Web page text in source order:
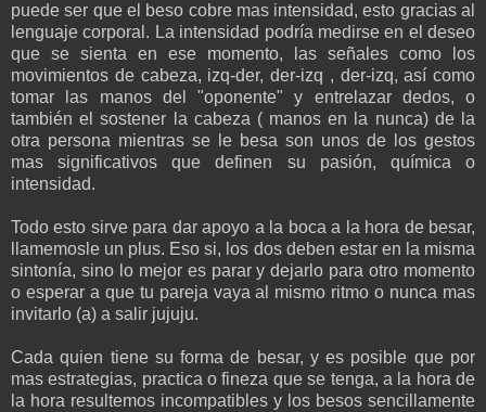
puede ser que el beso cobre mas intensidad, esto gracias al
lenguaje corporal. La intensidad podría medirse en el deseo
que se sienta en ese momento, las señales como los
movimientos de cabeza, izq-der, der-izq , der-izq, así como
tomar las manos del "oponente" y entrelazar dedos, o
también el sostener la cabeza ( manos en la nunca) de la
otra persona mientras se le besa son unos de los gestos
mas significativos que definen su pasión, química o
intensidad.
Todo esto sirve para dar apoyo a la boca a la hora de besar,
llamemosle un plus. Eso si, los dos deben estar en la misma
sintonía, sino lo mejor es parar y dejarlo para otro momento
o esperar a que tu pareja vaya al mismo ritmo o nunca mas
invitarlo (a) a salir jujuju.
Cada quien tiene su forma de besar, y es posible que por
mas estrategias, practica o fineza que se tenga, a la hora de
la hora resultemos incompatibles y los besos sencillamente